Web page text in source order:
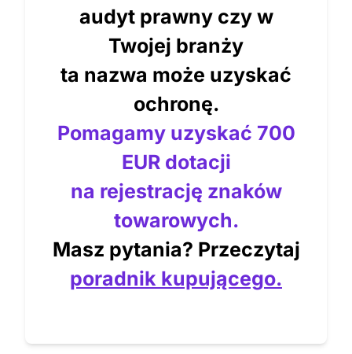
audyt prawny czy w
Twojej branży
ta nazwa może uzyskać
ochronę.
Pomagamy uzyskać 700
EUR dotacji
na rejestrację znaków
towarowych.
Masz pytania? Przeczytaj
poradnik kupującego.